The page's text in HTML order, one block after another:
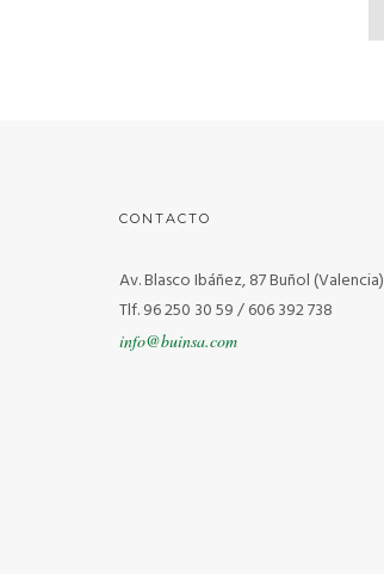
CONTACTO
Av. Blasco Ibáñez, 87 Buñol (Valencia)
Tlf. 96 250 30 59 / 606 392 738
info@buinsa.com